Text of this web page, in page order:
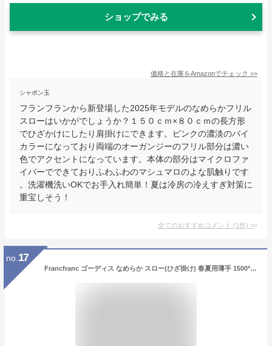
ショップでみる
価格と在庫をAmazonでチェック >>
シャボン玉
フランフランから新登場した2025年モデルのなめらかフリル
スローはいかがでしょうか？１５０ｃｍ×８０ｃｍの長方形
でひざかけにしたり肩掛けにできます。ピンクの濃淡のバイ
カラーになっており両端のオーガンジーのフリル部分は濃い
色でアクセントになっています。本体の部分はマイクロファ
イバーでできておりふわふわのマシュマロのよな肌触りです
。洗濯機洗いOKでお手入れ簡単！夏は冷房の冷えすぎ対策に
重宝しそう！
全てのおすすめコメント (1件) >
no. 17
Francfranc ゴーディス なめらか スロー(ひざ掛け) 春夏用薄手 1500*800 アイボリー フランフラン インテリア・生活雑貨 ブランケット・ひざ掛け ホワイト